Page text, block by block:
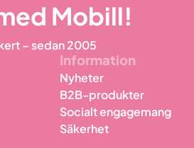
Mobill!
– sedan 2005
Information
Nyheter
B2B-produkter
Socialt engagemang
Säkerhet